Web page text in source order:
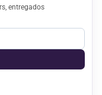
entregados